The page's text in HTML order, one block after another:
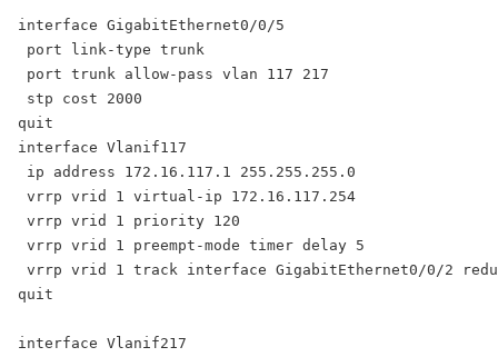
interface GigabitEthernet0/0/5
port link-type trunk
port trunk allow-pass vlan 117 217
stp cost 2000
quit
interface Vlanif117
ip address 172.16.117.1 255.255.255.0
vrrp vrid 1 virtual-ip 172.16.117.254
vrrp vrid 1 priority 120
vrrp vrid 1 preempt-mode timer delay 5
vrrp vrid 1 track interface GigabitEthernet0/0/2
quit
interface Vlanif217